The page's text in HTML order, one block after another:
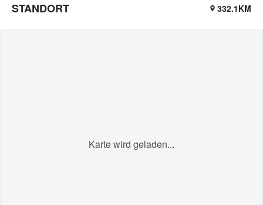
STANDORT 332.1KM
Karte wird geladen...